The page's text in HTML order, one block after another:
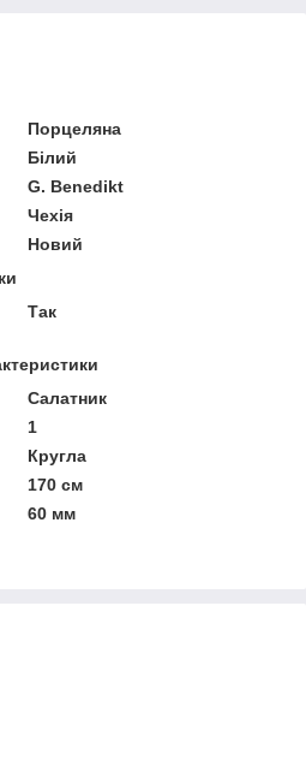
Порцеляна
Білий
G. Benedikt
Чехія
Новий
Так
Салатник
1
Кругла
170 см
60 мм